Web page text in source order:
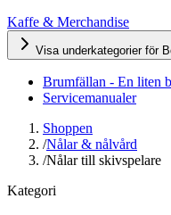
Kaffe & Merchandise
Visa underkategorier för
Brumfällan - En liten
Servicemanualer
Shoppen
/Nålar & nålvård
/Nålar till skivspelare
Kategori